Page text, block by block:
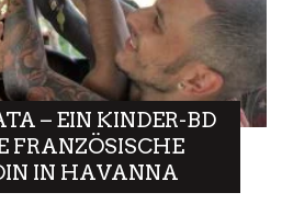
– EIN KINDER-BD
FRANZÖSISCHE
IN HAVANNA